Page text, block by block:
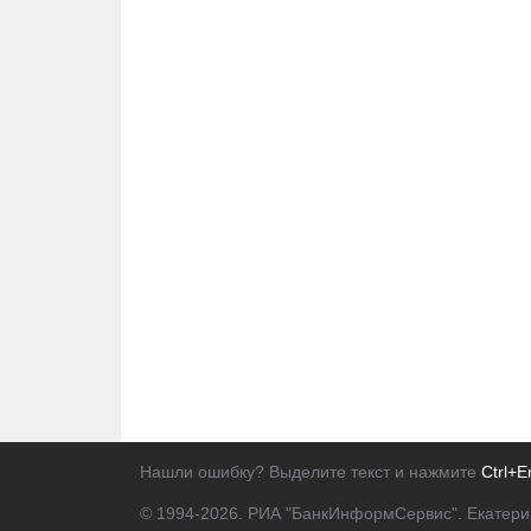
Нашли ошибку? Выделите текст и нажмите
© 1994-2026. РИА "БанкИнформСервис".